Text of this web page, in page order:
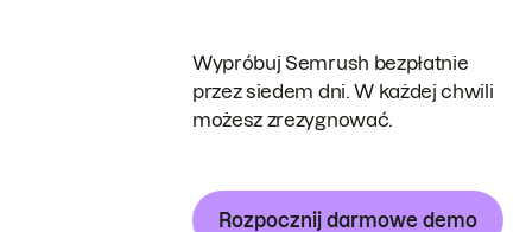
Wypróbuj Semrush bezpłatnie
przez siedem dni. W każdej chwili
możesz zrezygnować.
Rozpocznij darmowe demo